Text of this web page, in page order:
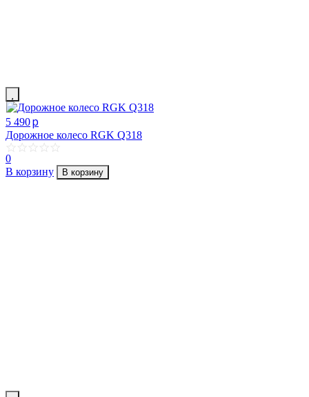
5 490p
Дорожное колесо RGK Q318
0
В корзину
В корзину